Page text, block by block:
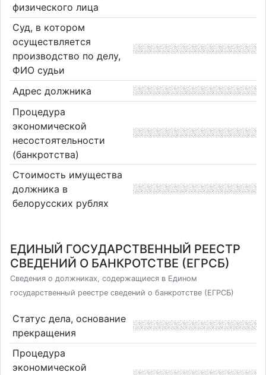
физического лица
Суд, в котором
осуществляется
производство по делу,
ФИО судьи
Адрес должника
Процедура
экономической
несостоятельности
(банкротства)
Стоимость имущества
должника в
белорусских рублях
ЕДИНЫЙ ГОСУДАРСТВЕННЫЙ РЕЕСТР
СВЕДЕНИЙ О БАНКРОТСТВЕ (ЕГРСБ)
Сведения о должниках, содержащиеся в Едином
государственный реестре сведений о банкротстве (ЕГРСБ)
Статус дела, основание
прекращения
Процедура
экономической